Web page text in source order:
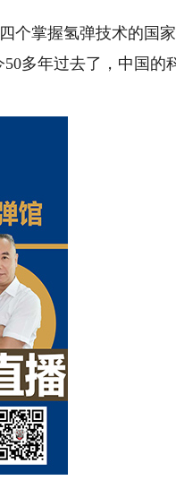
个掌握氢弹技术的国
多年过去了，中国的